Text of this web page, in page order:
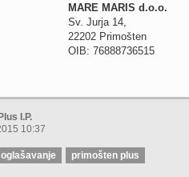
MARE MARIS d.o.o.
Sv. Jurja 14,
22202 Primošten
OIB: 76888736515
I.P.
10:37
oglašavanje primošten plus